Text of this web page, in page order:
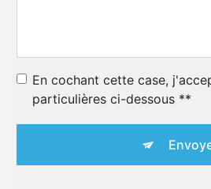
En cochant cette case,
particulières ci-dessous **